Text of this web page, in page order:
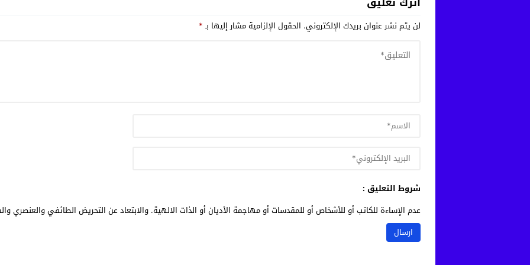
لن يتم نشر عنوان بريدك الإلكتروني. الحقول الإلزامية مشار إليها بـ*
شروط التعليق :
عدم الإساءة للكاتب أو للأشخاص أو للمقدسات أو مهاجمة الأديان أو الذات الالهية. والابتعاد عن التحريض الطائفي والعنصري